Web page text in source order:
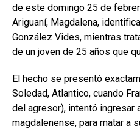
de este domingo 25 de
Ariguaní, Magdalena,
González Vides, mientras
de un joven de 25 años que
El hecho se presentó
Soledad, Atlantico, cuando
del agresor), intentó ingresar
magdalenense, para matar a